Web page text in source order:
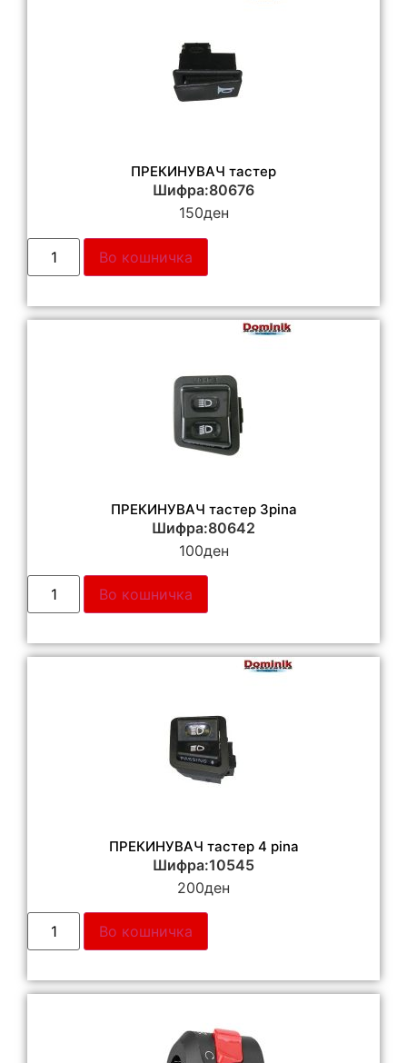
ПРЕКИНУВАЧ тастер
Шифра:80676
150ден
Во кошничка
ПРЕКИНУВАЧ тастер 3pina
Шифра:80642
100ден
Во кошничка
ПРЕКИНУВАЧ тастер 4 pina
Шифра:10545
200ден
Во кошничка